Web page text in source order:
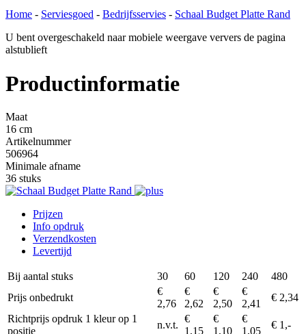
Home - Serviesgoed - Bedrijfsservies - Schaal Budget Platte Rand
U bent overgeschakeld naar mobiele weergave ververs de pagina
alstublieft
Productinformatie
Maat
16 cm
Artikelnummer
506964
Minimale afname
36 stuks
Prijzen
Info opdruk
Verzendkosten
Levertijd
Bij aantal stuks 30 60 120 240
480
Prijs onbedrukt
€
2,76
€
2,62
€
2,50
€
2,41
€ 2,34
Richtprijs opdruk 1 kleur op 1
positie
n.v.t.
€
1,15
€
1,10
€
1,05
€ 1,-